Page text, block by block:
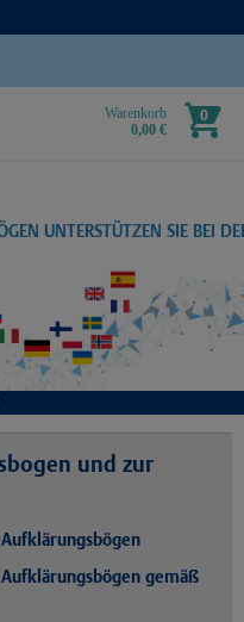
Warenkorb
0,00 €
0
UNTERSTÜTZEN SIE BEI
und zur
gemäß